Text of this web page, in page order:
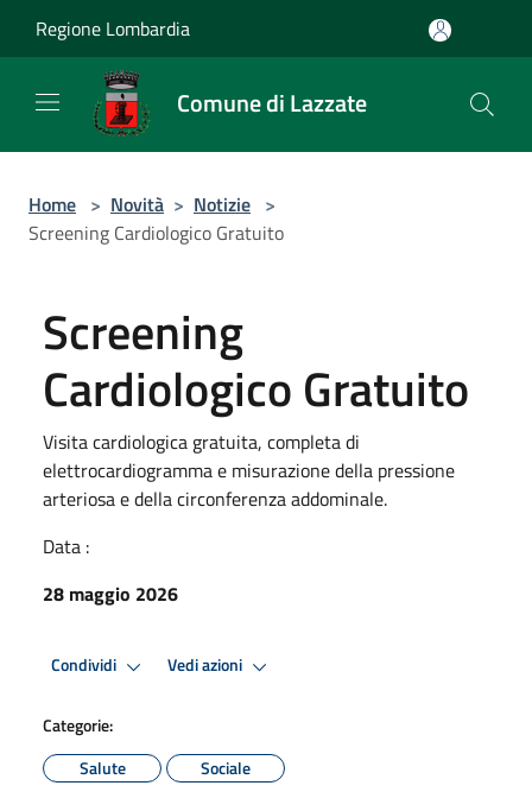
Regione Lombardia
Comune di Lazzate
Home > Novità > Notizie >
Screening Cardiologico Gratuito
Screening
Cardiologico Gratuito
Visita cardiologica gratuita, completa di
elettrocardiogramma e misurazione della pressione
arteriosa e della circonferenza addominale.
Data :
28 maggio 2026
Condividi Vedi azioni
Categorie:
Salute
Sociale